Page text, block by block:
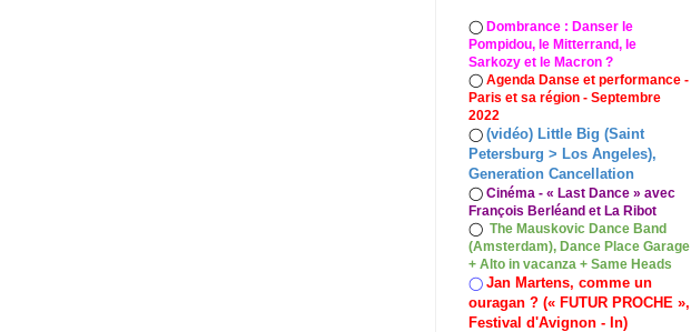
◯ Dombrance : Danser le
Pompidou, le Mitterrand, le
Sarkozy et le Macron ?
◯ Agenda Danse et performance -
Paris et sa région - Septembre
2022
◯ (vidéo) Little Big (Saint
Petersburg > Los Angeles),
Generation Cancellation
◯ Cinéma - « Last Dance » avec
François Berléand et La Ribot
◯ The Mauskovic Dance Band
(Amsterdam), Dance Place Garage
+ Alto in vacanza + Same Heads
◯ Jan Martens, comme un
ouragan ? (« FUTUR PROCHE »,
Festival d'Avignon - In)